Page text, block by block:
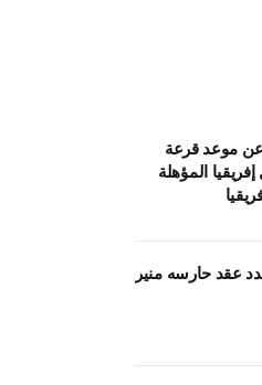
موعد قرعة
المؤهلة
عقد حارسه منير